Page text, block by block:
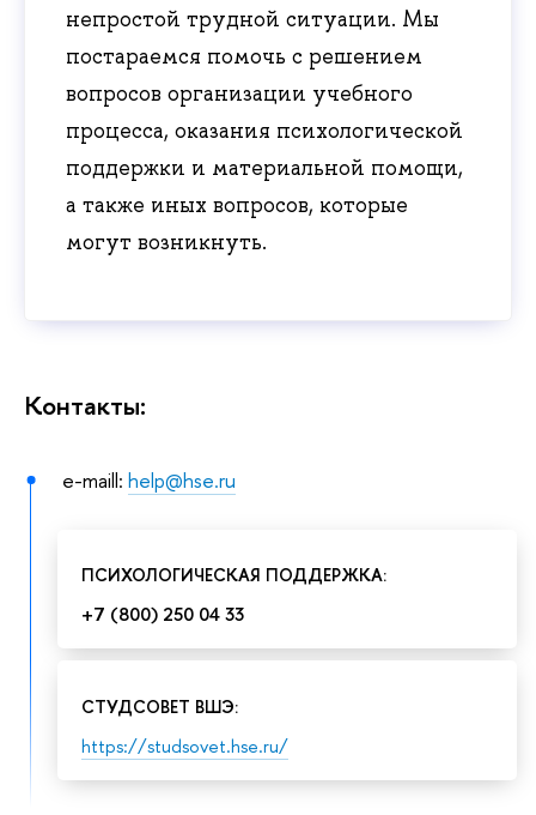
непростой трудной ситуации. Мы
постараемся помочь с решением
вопросов организации учебного
процесса, оказания психологической
поддержки и материальной помощи,
а также иных вопросов, которые
могут возникнуть.
Контакты:
e-maill: help@hse.ru
ПСИХОЛОГИЧЕСКАЯ ПОДДЕРЖКА:
+7 (800) 250 04 33
СТУДСОВЕТ ВШЭ:
https://studsovet.hse.ru/